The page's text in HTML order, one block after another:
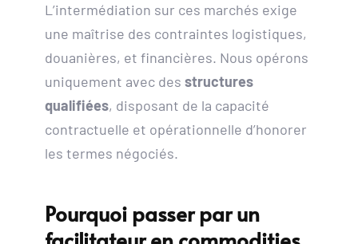
L’intermédiation sur ces marchés exige
une maîtrise des contraintes logistiques,
douanières, et financières. Nous opérons
uniquement avec des structures
qualifiées, disposant de la capacité
contractuelle et opérationnelle d’honorer
les termes négociés.
Pourquoi passer par un